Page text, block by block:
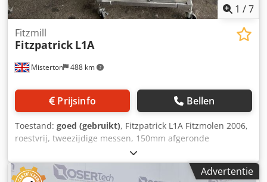
1 /7
Misterton 488 km
Fitzmill
Fitzpatrick L1A
Prijsinfo Bellen
Toestand: goed (gebruikt), Fitzpatrick L1A Fitzmolen 2006,
roestvrij, tweezijdige messen, 150mm afgeronde
snijkamer, voor natte en droge producten, twee dozen met
reserveonderdelen, gemonteerd op mobiel frame Crjdpfx
Asrxdp Nebkef
Advertentie